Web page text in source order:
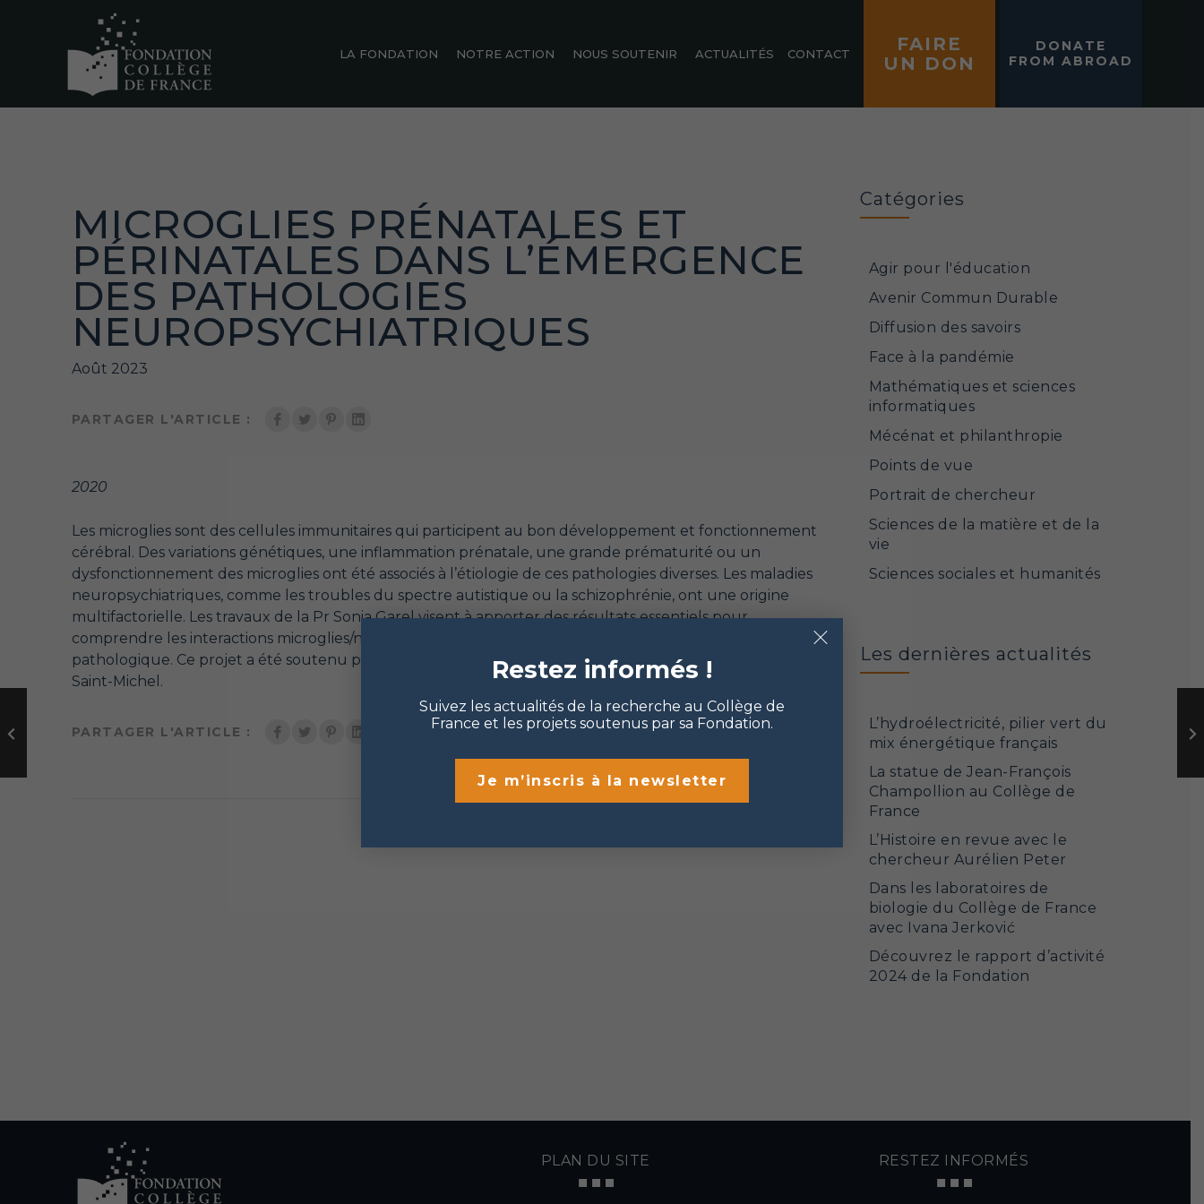
LA FONDATION NOTRE ACTION NOUS SOUTENIR ACTUALITÉS CONTACT
FAIRE
UN DON
DONATE
FROM ABROAD
MICROGLIES PRÉNATALES ET
PÉRINATALES DANS L’ÉMERGENCE
DES PATHOLOGIES
NEUROPSYCHIATRIQUES
Août 2023
PARTAGER L'ARTICLE :
2020
Les microglies sont des cellules immunitaires qui participent au bon développement et fonctionnement
cérébral. Des variations génétiques, une inflammation prénatale, une grande prématurité ou un
dysfonctionnement des microglies ont été associés à l’étiologie de ces pathologies diverses. Les maladies
neuropsychiatriques, comme les troubles du spectre autistique ou la schizophrénie, ont une origine
multifactorielle. Les travaux de la Pr Sonia Garel visent à apporter des résultats essentiels pour
comprendre les interactions microglies/neurones et leurs rôles dans le développement normal et
pathologique. Ce projet a été soutenu par la Fondation du Collège de France grâce au mécénat du Fonds
Saint-Michel.
PARTAGER L'ARTICLE :
Catégories
Agir pour l'éducation
Avenir Commun Durable
Diffusion des savoirs
Face à la pandémie
Mathématiques et sciences
informatiques
Mécénat et philanthropie
Points de vue
Portrait de chercheur
Sciences de la matière et de la
vie
Sciences sociales et humanités
Les dernières actualités
L’hydroélectricité, pilier vert du
mix énergétique français
La statue de Jean-François
Champollion au Collège de
France
L’Histoire en revue avec le
chercheur Aurélien Peter
Dans les laboratoires de
biologie du Collège de France
avec Ivana Jerković
Découvrez le rapport d’activité
2024 de la Fondation
PLAN DU SITE RESTEZ INFORMÉS
Restez informés !
Suivez les actualités de la recherche au Collège de
France et les projets soutenus par sa Fondation.
Je m’inscris à la newsletter
×